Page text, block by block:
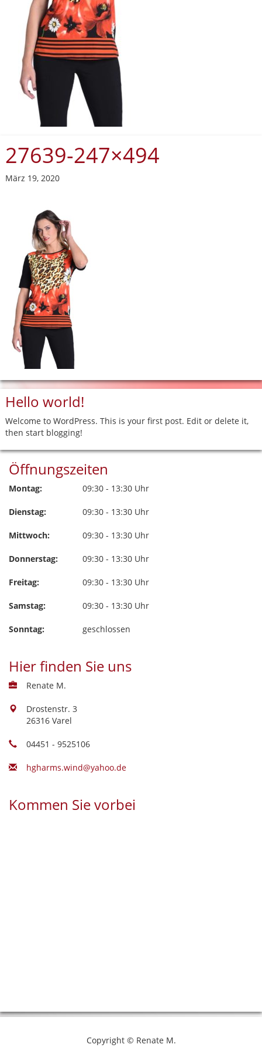
27639-247×494
März 19, 2020
Hello world!
Welcome to WordPress. This is your first post. Edit or delete it,
then start blogging!
Öffnungszeiten
Montag: 09:30 - 13:30 Uhr
Dienstag: 09:30 - 13:30 Uhr
Mittwoch: 09:30 - 13:30 Uhr
Donnerstag: 09:30 - 13:30 Uhr
Freitag: 09:30 - 13:30 Uhr
Samstag: 09:30 - 13:30 Uhr
Sonntag: geschlossen
Hier finden Sie uns
Renate M.
Drostenstr. 3
26316 Varel
04451 - 9525106
hgharms.wind@yahoo.de
Kommen Sie vorbei
Copyright © Renate M.